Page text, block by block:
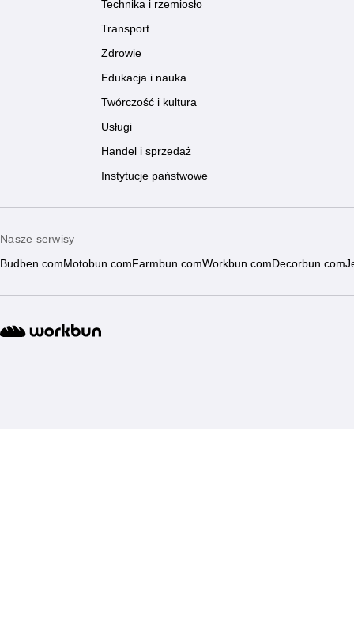
Technika i rzemiosło
Transport
Zdrowie
Edukacja i nauka
Twórczość i kultura
Usługi
Handel i sprzedaż
Instytucje państwowe
Nasze serwisy
Budben.com Motobun.com Farmbun.comWorkbun.com Decorbun.com